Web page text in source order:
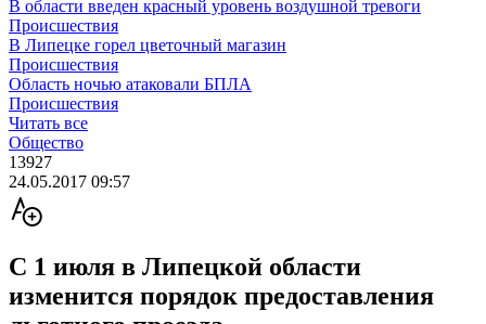
В области введен красный уровень воздушной тревоги
Происшествия
В Липецке горел цветочный магазин
Происшествия
Область ночью атаковали БПЛА
Происшествия
Читать все
Общество
13927
24.05.2017 09:57
С 1 июля в Липецкой области
изменится порядок предоставления